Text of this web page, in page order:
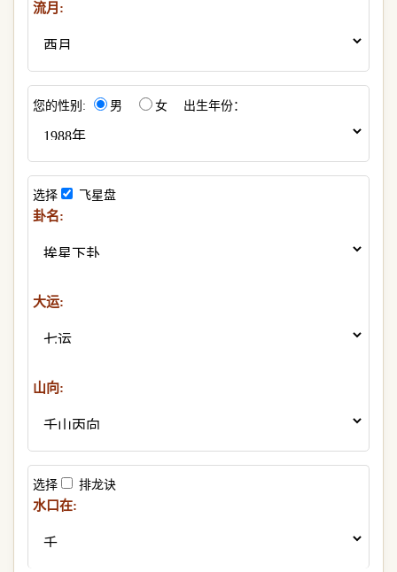
流月:
您的性别: 男 女 出生年份：
选择 飞星盘
卦名:
大运:
山向:
选择 排龙诀
水口在: